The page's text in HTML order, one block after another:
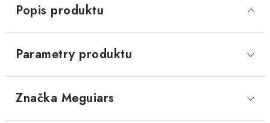
Popis produktu
Parametry produktu
Značka Meguiars